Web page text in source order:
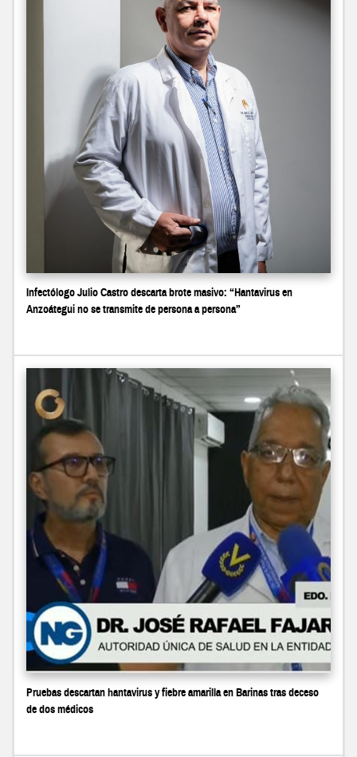
Infectólogo Julio Castro descarta brote masivo: “Hantavirus en
Anzoátegui no se transmite de persona a persona”
Pruebas descartan hantavirus y fiebre amarilla en Barinas tras deceso
de dos médicos